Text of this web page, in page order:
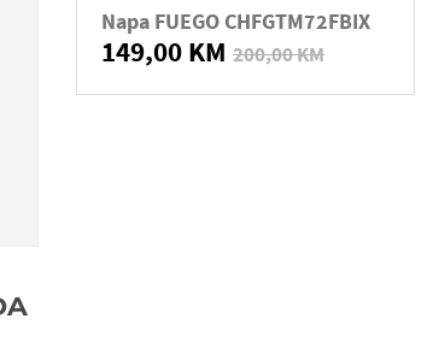
Napa FUEGO CHFGTM72FBIX
149,00 KM 200,00 KM